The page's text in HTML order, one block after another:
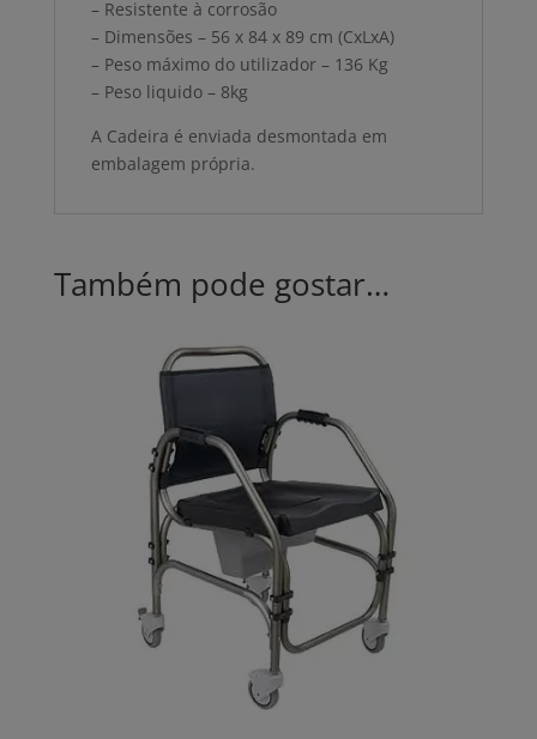
– Resistente à corrosão
– Dimensões – 56 x 84 x 89 cm (CxLxA)
– Peso máximo do utilizador – 136 Kg
– Peso liquido – 8kg
A Cadeira é enviada desmontada em
embalagem própria.
Também pode gostar…